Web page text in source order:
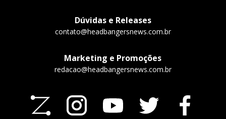
Dúvidas e Releases
contato@headbangersnews.com.br
Marketing e Promoções
redacao@headbangersnews.com.br